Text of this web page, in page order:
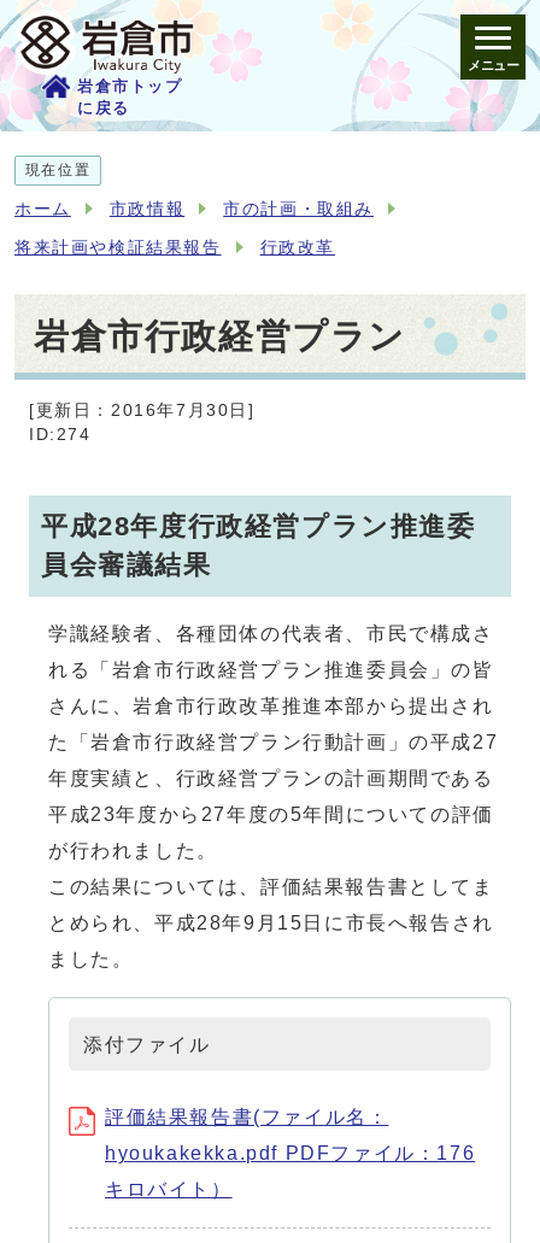
岩倉市トップ
に戻る
メニュー
現在位置
ホーム 市政情報 市の計画・取組み
将来計画や検証結果報告 行政改革
岩倉市行政経営プラン
[更新日：2016年7月30日]
ID:274
平成28年度行政経営プラン推進委
員会審議結果
学識経験者、各種団体の代表者、市民で構成さ
れる「岩倉市行政経営プラン推進委員会」の皆
さんに、岩倉市行政改革推進本部から提出され
た「岩倉市行政経営プラン行動計画」の平成27
年度実績と、行政経営プランの計画期間である
平成23年度から27年度の5年間についての評価
が行われました。
この結果については、評価結果報告書としてま
とめられ、平成28年9月15日に市長へ報告され
ました。
添付ファイル
評価結果報告書(ファイル名：
hyoukakekka.pdf PDFファイル：176
キロバイト）